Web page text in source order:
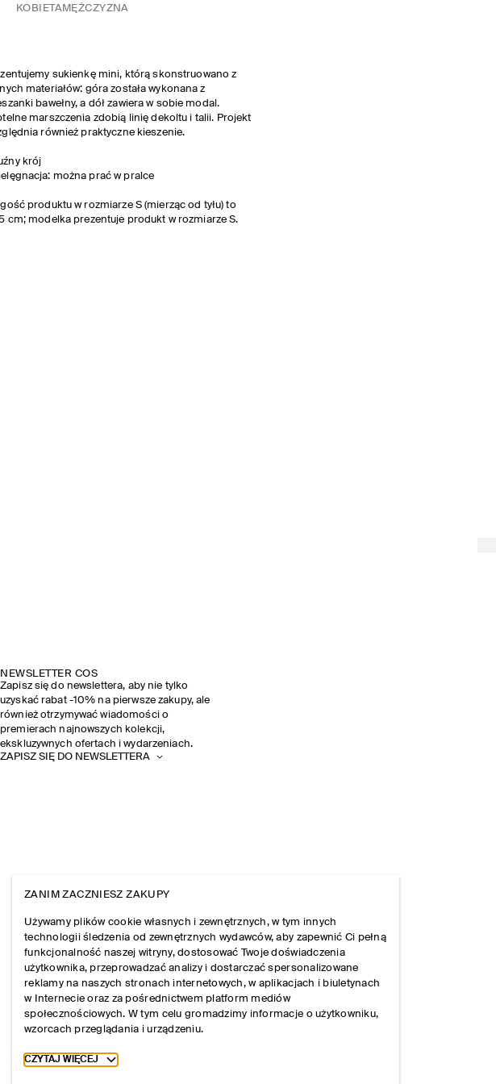
KOBIETA MĘŻCZYZNA
sukienkę mini, którą skonstruowano z
materiałów: góra została wykonana z
bawełny, a dół zawiera w sobie modal.
marszczenia zdobią linię dekoltu i talii. Projekt
również praktyczne kieszenie.
krój
można prać w pralce
produktu w rozmiarze S (mierząc od tyłu) to
cm; modelka prezentuje produkt w rozmiarze S.
NEWSLETTER COS
Zapisz się do newslettera, aby nie tylko
uzyskać rabat -10% na pierwsze zakupy, ale
również otrzymywać wiadomości o
premierach najnowszych kolekcji,
ekskluzywnych ofertach i wydarzeniach.
ZAPISZ SIĘ DO NEWSLETTERA
ZANIM ZACZNIESZ ZAKUPY
Używamy plików cookie własnych i zewnętrznych, w tym innych
technologii śledzenia od zewnętrznych wydawców, aby zapewnić Ci pełną
funkcjonalność naszej witryny, dostosować Twoje doświadczenia
użytkownika, przeprowadzać analizy i dostarczać spersonalizowane
reklamy na naszych stronach internetowych, w aplikacjach i biuletynach
w Internecie oraz za pośrednictwem platform mediów
społecznościowych. W tym celu gromadzimy informacje o użytkowniku,
wzorcach przeglądania i urządzeniu.
Toggle more cookie information
CZYTAJ WIĘCEJ